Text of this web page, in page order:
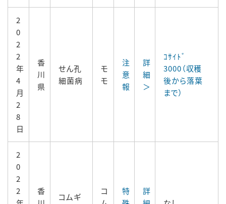
2
0
2
2
年
4
月
2
8
日
香
川
県
せん孔
細菌病
モ
モ
注
意
報
詳
細
＞
ｺｻｲﾄﾞ
3000（収穫
後から落葉
まで）
2
0
2
2
香
コムギ
コ
特
詳